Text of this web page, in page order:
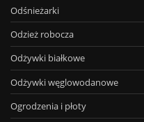
Odśnieżarki
Odzież robocza
Odżywki białkowe
Odżywki węglowodanowe
Ogrodzenia i płoty